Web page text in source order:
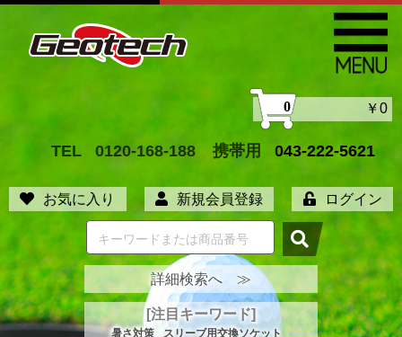
TEL 0120-168-188 携帯用 043-222-5621
お気に入り 新規会員登録 ログイン
0 ￥0
詳細検索へ ≫
[注目キーワード]
暑さ対策 スリーブ用交換ソケット